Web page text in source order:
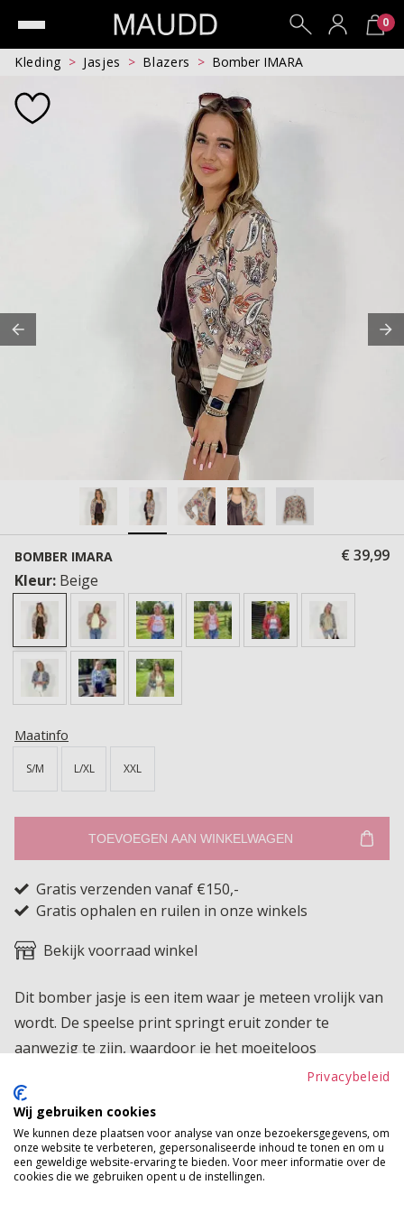
0
Kleding Jasjes Blazers Bomber IMARA
BOMBER IMARA
€ 39,99
Kleur: Beige
Maatinfo
S/M L/XL XXL
TOEVOEGEN AAN WINKELWAGEN
Gratis verzenden vanaf €150,-
Gratis ophalen en ruilen in onze winkels
Bekijk voorraad winkel
Dit bomber jasje is een item waar je meteen vrolijk van
wordt. De speelse print springt eruit zonder te
aanwezig te zijn, waardoor je het moeiteloos
combineert met al je favoriete looks. Dankzij de heerlijk
elastische stof draagt het jasje zeer comfortabel en
beweegt het fijn met je mee. De sportieve band langs
de mouwen en onderaan geeft het geheel een frisse en
moderne uitstraling en zorgt voor een leuke twist die
Privacybeleid
Wij gebruiken cookies
We kunnen deze plaatsen voor analyse van onze bezoekersgegevens, om
onze website te verbeteren, gepersonaliseerde inhoud te tonen en om u
een geweldige website-ervaring te bieden. Voor meer informatie over de
cookies die we gebruiken opent u de instellingen.